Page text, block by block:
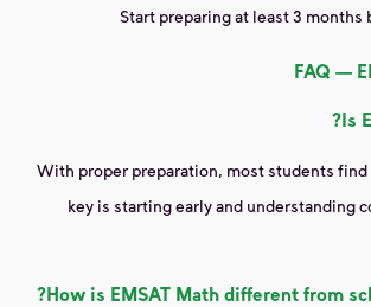
FAQ —
Is
With proper preparation, most students find
key is starting early and understanding
How is EMSAT Math different from